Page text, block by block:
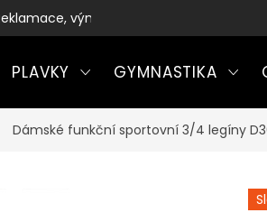
výměny a vrácení zboží
PLAVKY GYMNASTIKA
Dámské funkční sportovní 3/4 legíny